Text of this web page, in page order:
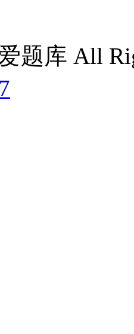
题库 All